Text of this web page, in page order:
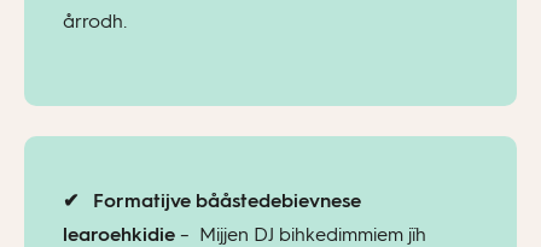
årrodh.
✔
Formatijve bååstedebievnese
learoehkidie – Mijjen DJ bihkedimmiem jïh